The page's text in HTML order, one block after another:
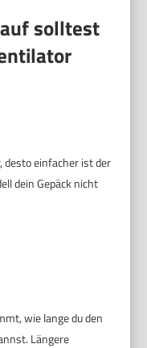
solltest
desto einfacher ist der
dein Gepäck nicht
wie lange du den
Längere